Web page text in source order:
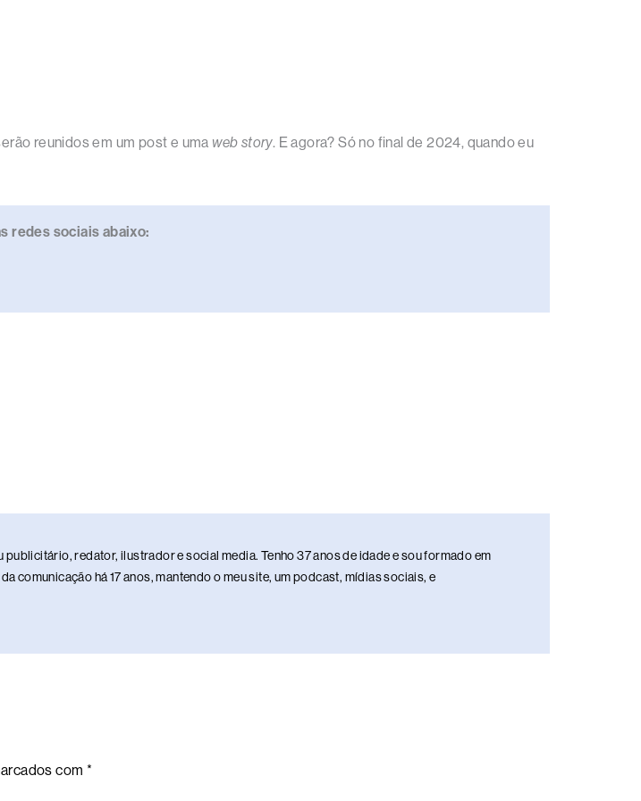
reunidos em um post e uma web story. E agora? Só no final de 2024, quando eu
redes sociais abaixo:
redator, ilustrador e social media. Tenho 37 anos de idade e sou formado em
comunicação há 17 anos, mantendo o meu site, um podcast, mídias sociais, e
com *